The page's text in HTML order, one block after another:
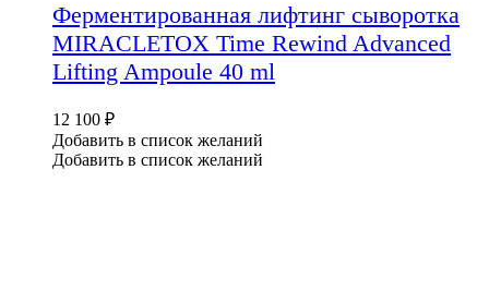
Ферментированная лифтинг сыворотка
MIRACLETOX Time Rewind Advanced
Lifting Ampoule 40 ml
12 100 ₽
Добавить в список желаний
Добавить в список желаний